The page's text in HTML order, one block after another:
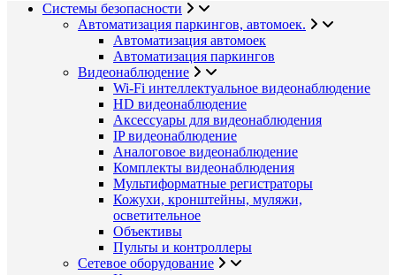
Системы безопасности
Автоматизация паркингов, автомоек.
Автоматизация автомоек
Автоматизация паркингов
Видеонаблюдение
Wi-Fi интеллектуальное видеонаблюдение
HD видеонаблюдение
Аксессуары для видеонаблюдения
IP видеонаблюдение
Аналоговое видеонаблюдение
Комплекты видеонаблюдения
Мультиформатные регистраторы
Кожухи, кронштейны, муляжи,
осветительное
Объективы
Пульты и контроллеры
Сетевое оборудование